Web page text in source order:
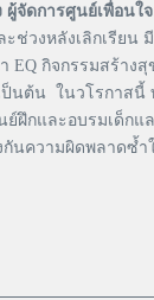
จัดการศูนย์เพื่อนใ
ะช่วงหลังเลิกเรีย
EQ กิจกรรมสร้าง
เป็นต้น ในวโรกา
ฝึกและอบรมเด็กแ
นความผิดพลาดซ้